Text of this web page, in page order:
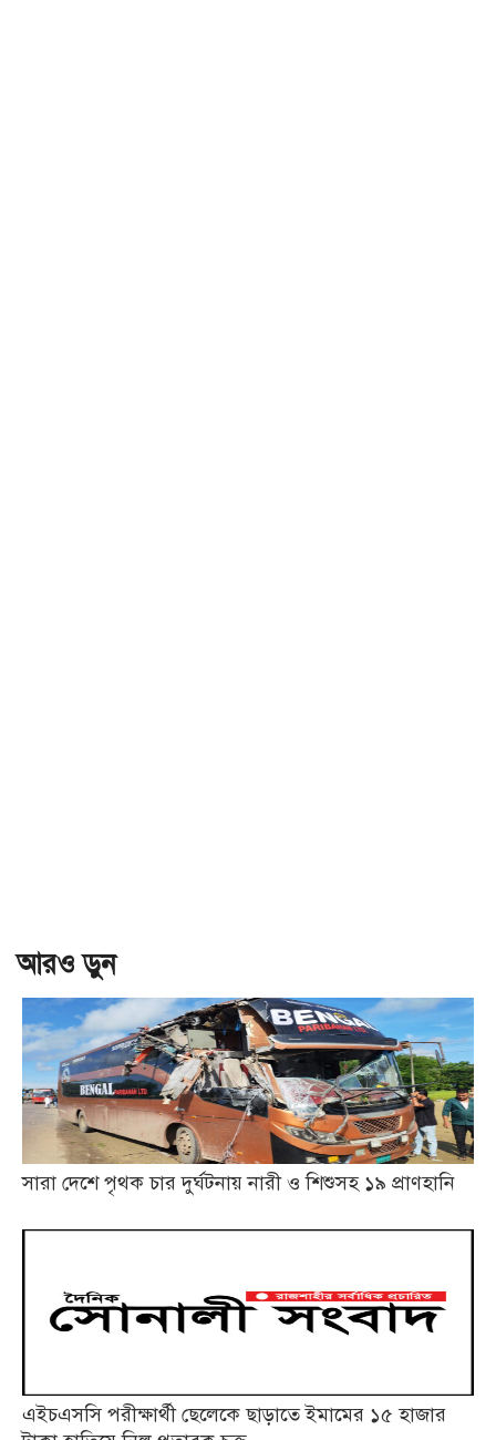
আরও ড়ুন
সারা দেশে পৃথক চার দুর্ঘটনায় নারী ও শিশুসহ ১৯ প্রাণহানি
এইচএসসি পরীক্ষার্থী ছেলেকে ছাড়াতে ইমামের ১৫ হাজার